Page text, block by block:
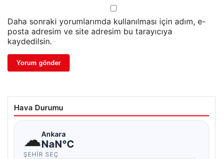
Daha sonraki yorumlarımda kullanılması için adım, e-
posta adresim ve site adresim bu tarayıcıya
kaydedilsin.
Hava Durumu
☁Ankara
NaN°C
ŞEHIR SEÇ